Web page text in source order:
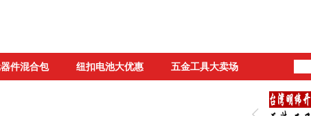
件混合包 纽扣电池大优惠 五金工具大卖场